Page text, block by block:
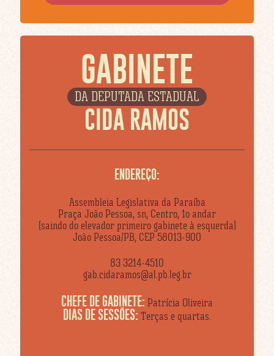
GABINETE
DA DEPUTADA ESTADUAL
CIDA RAMOS
ENDEREÇO:
Assembleia Legislativa da Paraíba
Praça João Pessoa, sn, Centro, 1o andar
(saindo do elevador primeiro gabinete à esquerda)
João Pessoa/PB, CEP 58013-900
83 3214-4510
gab.cidaramos@al.pb.leg.br
CHEFE DE GABINETE: Patrícia Oliveira
DIAS DE SESSÕES: Terças e quartas.